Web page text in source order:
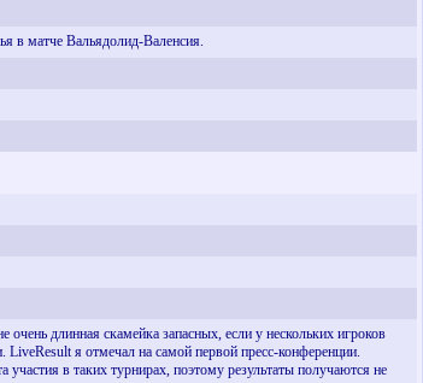
в матче Вальядолид-Валенсия.
длинная скамейка запасных, если у нескольких игроков
LiveResult я отмечал на самой первой пресс-конференции.
в таких турнирах, поэтому результаты получаются не